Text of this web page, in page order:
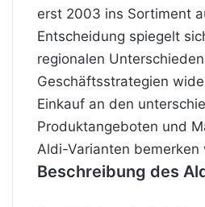
erst 2003 ins Sortiment
Entscheidung spiegelt
regionalen
Geschäftsstrategien
Einkauf an den
Produktangeboten und
Aldi-Varianten bemerken
Beschreibung des